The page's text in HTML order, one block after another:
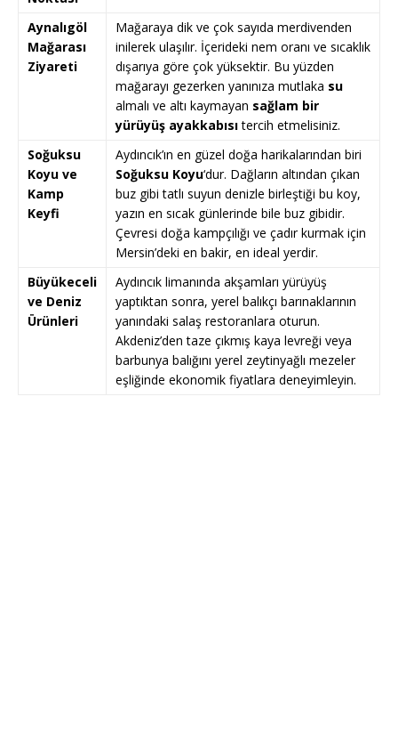
Aynalıgöl
Mağarası
Ziyareti
Mağaraya dik ve çok sayıda merdivenden
inilerek ulaşılır. İçerideki nem oranı ve sıcaklık
dışarıya göre çok yüksektir. Bu yüzden
mağarayı gezerken yanınıza mutlaka su
almalı ve altı kaymayan sağlam bir
yürüyüş ayakkabısıtercih etmelisiniz.
Soğuksu
Koyu ve
Kamp
Keyfi
Aydıncık’ın en güzel doğa harikalarından biri
Soğuksu Koyu‘dur. Dağların altından çıkan
buz gibi tatlı suyun denizle birleştiği bu koy,
yazın en sıcak günlerinde bile buz gibidir.
Çevresi doğa kampçılığı ve çadır kurmak için
Mersin’deki en bakir, en ideal yerdir.
Büyükeceli
ve Deniz
Ürünleri
Aydıncık limanında akşamları yürüyüş
yaptıktan sonra, yerel balıkçı barınaklarının
yanındaki salaş restoranlara oturun.
Akdeniz’den taze çıkmış kaya levreği veya
barbunya balığını yerel zeytinyağlı mezeler
eşliğinde ekonomik fiyatlara deneyimleyin.